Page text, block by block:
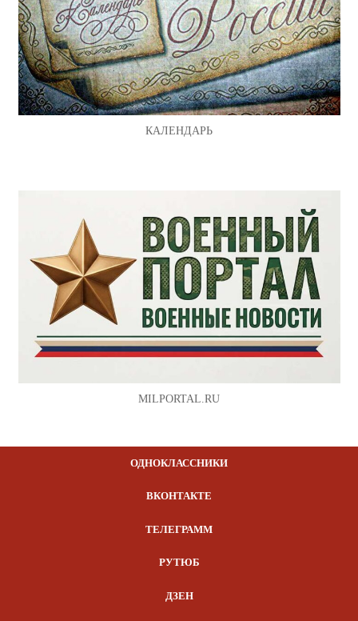
КАЛЕНДАРЬ
MILPORTAL.RU
ОДНОКЛАССНИКИ
ВКОНТАКТЕ
ТЕЛЕГРАММ
РУТЮБ
ДЗЕН